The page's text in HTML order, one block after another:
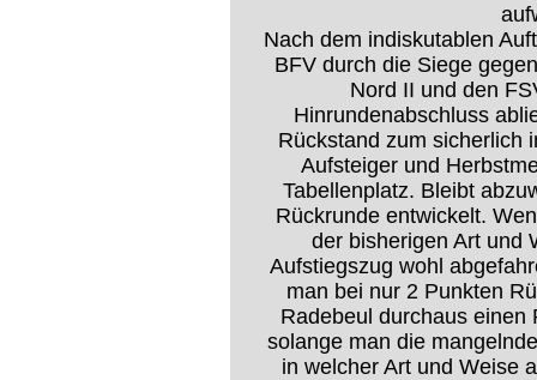
Nach dem indiskutablen
BFV durch die Siege
Nord II und den
Hinrundenabschluss
Rückstand zum sicherlich
Aufsteiger und
Tabellenplatz. Bleibt
Rückrunde entwickelt.
der bisherigen Art und
Aufstiegszug wohl
man bei nur 2 Punkten
Radebeul durchaus einen
solange man die
in welcher Art und Weise